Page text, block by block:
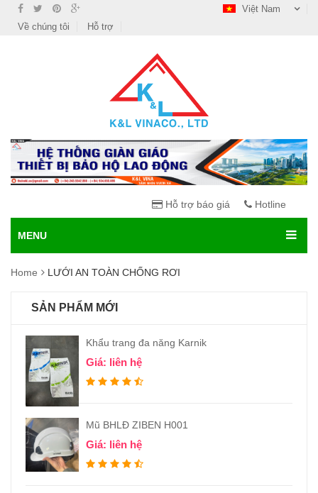
Việt Nam
Về chúng tôi
Hỗ trợ
Hỗ trợ báo giá Hotline
MENU
Home LƯỚI AN TOÀN CHỐNG RƠI
SẢN PHẨM MỚI
Khẩu trang đa năng Karnik
Giá: liên hệ
Mũ BHLĐ ZIBEN H001
Giá: liên hệ